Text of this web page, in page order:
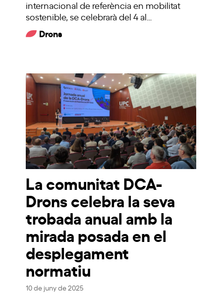
internacional de referència en mobilitat
sostenible, se celebrarà del 4 al…
Drons
La comunitat DCA-
Drons celebra la seva
trobada anual amb la
mirada posada en el
desplegament
normatiu
10 de juny de 2025